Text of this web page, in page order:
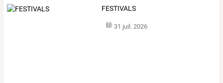
FESTIVALS
31 juil. 2026